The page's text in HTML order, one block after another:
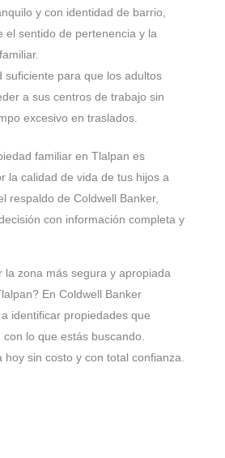
y con identidad de barrio,
el sentido de pertenencia y la
suficiente para que los adultos
a sus centros de trabajo sin
excesivo en traslados.
familiar en Tlalpan es
la calidad de vida de tus hijos a
respaldo de Coldwell Banker,
con información completa y
la zona más segura y apropiada
En Coldwell Banker
identificar propiedades que
lo que estás buscando.
hoy sin costo y con total confianza.